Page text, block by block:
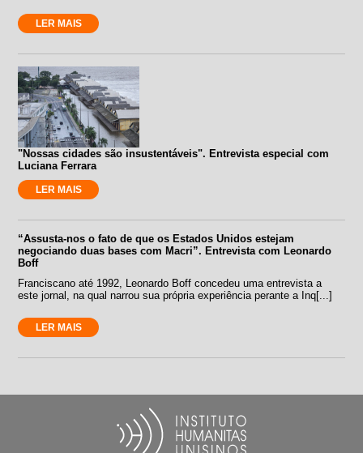
LER MAIS
"Nossas cidades são insustentáveis". Entrevista especial com
Luciana Ferrara
LER MAIS
“Assusta-nos o fato de que os Estados Unidos estejam
negociando duas bases com Macri”. Entrevista com Leonardo
Boff
Franciscano até 1992, Leonardo Boff concedeu uma entrevista a
este jornal, na qual narrou sua própria experiência perante a Inq[...]
LER MAIS